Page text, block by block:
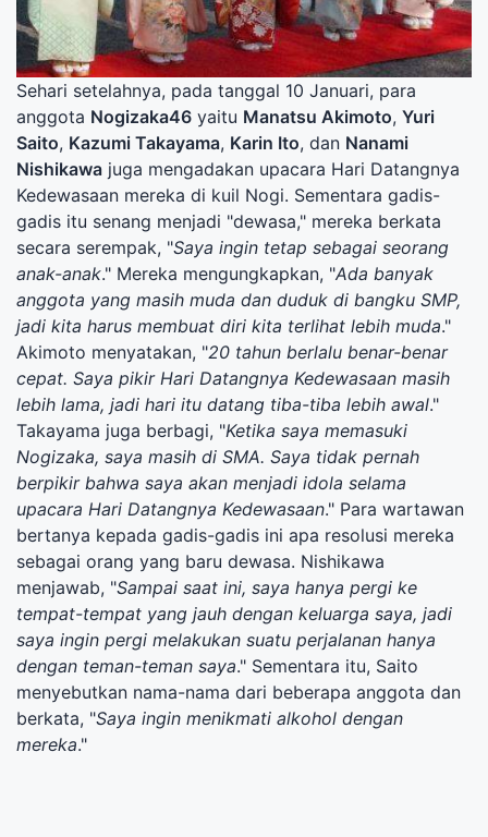
Sehari setelahnya, pada tanggal 10 Januari, para
anggota Nogizaka46 yaitu Manatsu Akimoto, Yuri
Saito, Kazumi Takayama, Karin Ito, dan Nanami
Nishikawa juga mengadakan upacara Hari Datangnya
Kedewasaan mereka di kuil Nogi. Sementara gadis-
gadis itu senang menjadi "dewasa," mereka berkata
secara serempak, "Saya ingin tetap sebagai seorang
anak-anak." Mereka mengungkapkan, "Ada banyak
anggota yang masih muda dan duduk di bangku SMP,
jadi kita harus membuat diri kita terlihat lebih muda."
Akimoto menyatakan, "20 tahun berlalu benar-benar
cepat. Saya pikir Hari Datangnya Kedewasaan masih
lebih lama, jadi hari itu datang tiba-tiba lebih awal."
Takayama juga berbagi, "Ketika saya memasuki
Nogizaka, saya masih di SMA. Saya tidak pernah
berpikir bahwa saya akan menjadi idola selama
upacara Hari Datangnya Kedewasaan." Para wartawan
bertanya kepada gadis-gadis ini apa resolusi mereka
sebagai orang yang baru dewasa. Nishikawa
menjawab, "Sampai saat ini, saya hanya pergi ke
tempat-tempat yang jauh dengan keluarga saya, jadi
saya ingin pergi melakukan suatu perjalanan hanya
dengan teman-teman saya." Sementara itu, Saito
menyebutkan nama-nama dari beberapa anggota dan
berkata, "Saya ingin menikmati alkohol dengan
mereka."